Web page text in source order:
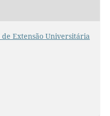
de Extensão Universitária